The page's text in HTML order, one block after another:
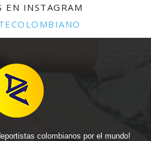
EN INSTAGRAM
colombianos por el mundo!